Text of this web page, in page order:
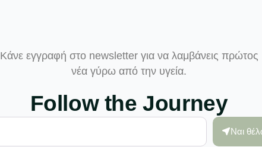
Κάνε εγγραφή στο newsletter για να λαμβάνεις πρώτος
νέα γύρω από την υγεία.
Follow the Journey
Ναι